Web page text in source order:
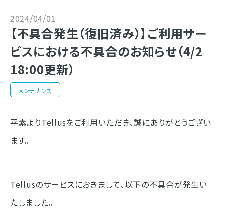
2024/04/01
【不具合発生（復旧済み）】ご利用サー
ビスにおける不具合のお知らせ（4/2
18:00更新）
メンテナンス
平素よりTellusをご利用いただき、誠にありがとうござい
ます。
Tellusのサービスにおきまして、以下の不具合が発生い
たしました。